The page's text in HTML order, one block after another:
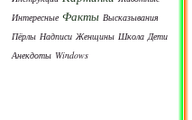
Интересные Факты Высказывания
Пёрлы Надписи Женщины Школа Дети
Анекдоты Windows